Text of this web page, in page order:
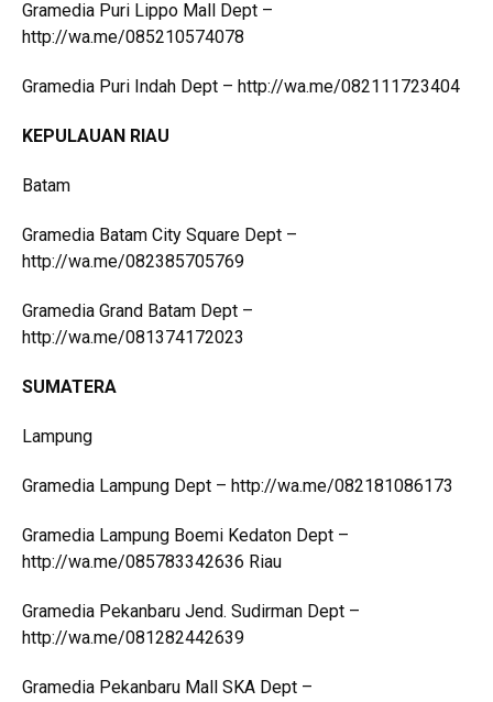
Gramedia Puri Lippo Mall Dept –
http://wa.me/085210574078
Gramedia Puri Indah Dept – http://wa.me/082111723404
KEPULAUAN RIAU
Batam
Gramedia Batam City Square Dept –
http://wa.me/082385705769
Gramedia Grand Batam Dept –
http://wa.me/081374172023
SUMATERA
Lampung
Gramedia Lampung Dept – http://wa.me/082181086173
Gramedia Lampung Boemi Kedaton Dept –
http://wa.me/085783342636 Riau
Gramedia Pekanbaru Jend. Sudirman Dept –
http://wa.me/081282442639
Gramedia Pekanbaru Mall SKA Dept –